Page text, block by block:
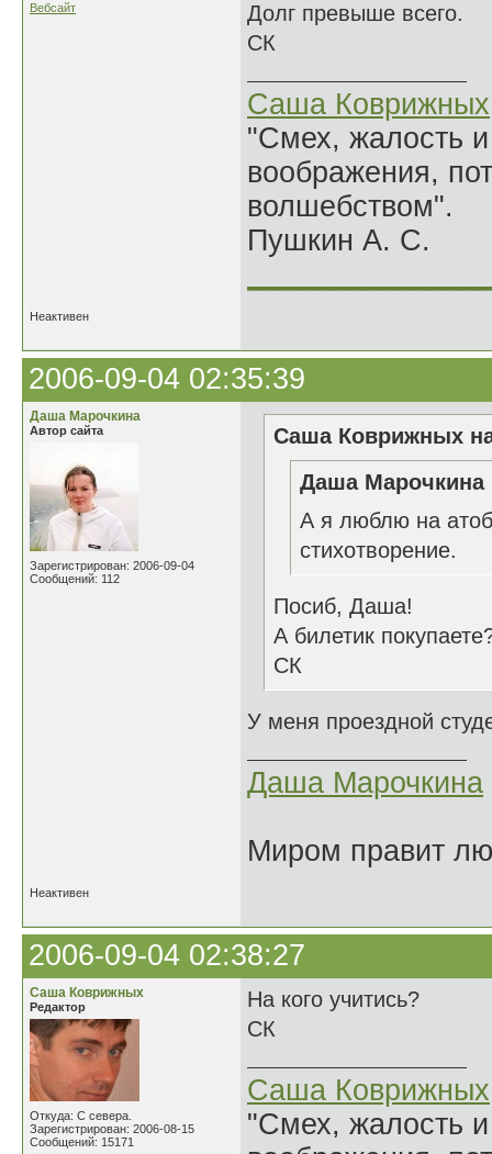
Вебсайт
Долг превыше всего.
СК
Саша Коврижных
"Смех, жалость
воображения,
волшебством".
Пушкин А. С.
Неактивен
2006-09-04 02:35:39
Даша Марочкина
Автор сайта
Зарегистрирован: 2006-09-04
Сообщений: 112
Саша Коврижных
Даша Марочкина
А я люблю на
стихотворение.
Посиб, Даша!
А билетик
СК
У меня проездной
Даша Марочкина
Миром правит
Неактивен
2006-09-04 02:38:27
Саша Коврижных
Редактор
Откуда: С севера.
Зарегистрирован: 2006-08-15
Сообщений: 15171
На кого учитись?
СК
Саша Коврижных
"Смех, жалость